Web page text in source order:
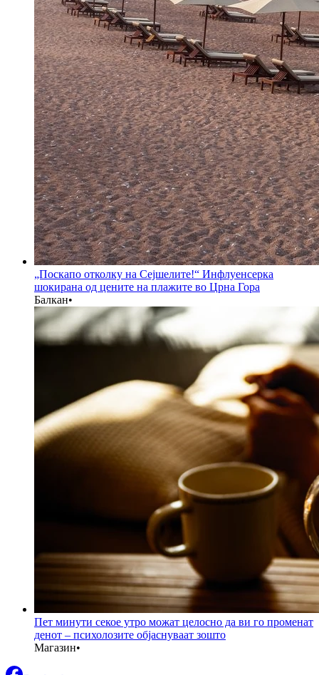
„Поскапо отколку на Сејшелите!“ Инфлуенсерка
шокирана од цените на плажите во Црна Гора
Балкан•
Пет минути секое утро можат целосно да ви го променат
денот – психолозите објаснуваат зошто
Магазин•